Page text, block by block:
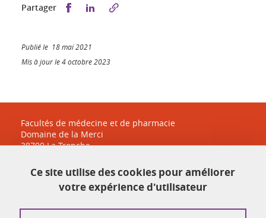
Partager Partager sur Facebook
Partager sur LinkedIn
Publié le 18 mai 2021
Mis à jour le 4 octobre 2023
Facultés de médecine et de pharmacie
Domaine de la Merci
38700 La Tronche
sante-accueil@univ-grenoble-alpes.fr
04 38 38 83 30
Ce site utilise des cookies pour améliorer
votre expérience d'utilisateur